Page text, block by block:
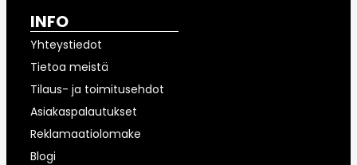
INFO
Yhteystiedot
Tietoa meistä
Tilaus- ja toimitusehdot
Asiakaspalautukset
Reklamaatiolomake
Blogi